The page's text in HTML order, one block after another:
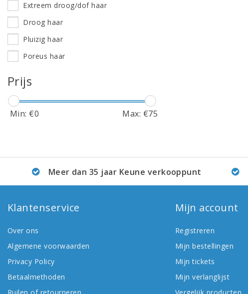
Extreem droog/dof haar
Droog haar
Pluizig haar
Poreus haar
Prijs
Min: €0 Max: €75
Meer dan 35 jaar Keune verkooppunt
Klantenservice
Over ons
Algemene voorwaarden
Privacy Policy
Betaalmethoden
Mijn account
Registreren
Mijn bestellingen
Mijn tickets
Mijn verlanglijst